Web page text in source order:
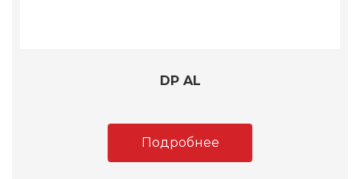
DP AL
Подробнее